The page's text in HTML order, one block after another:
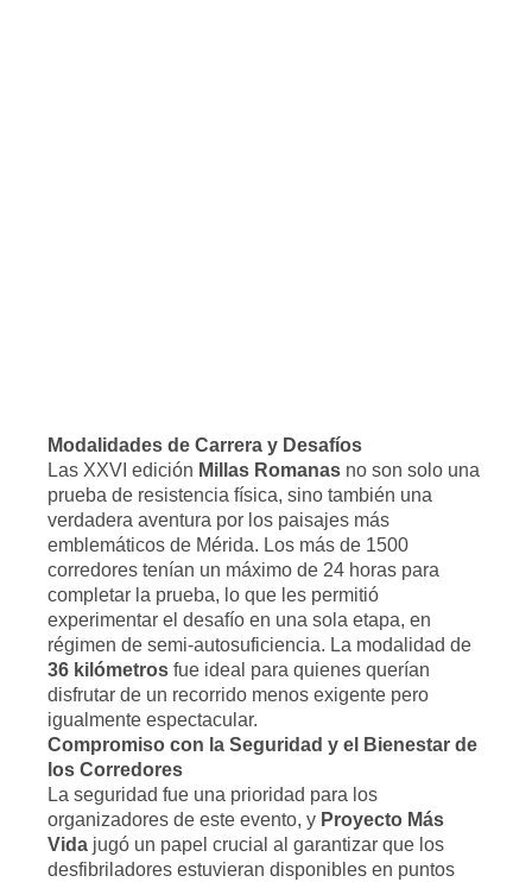
Modalidades de Carrera y Desafíos
Las XXVI edición Millas Romanas no son solo una
prueba de resistencia física, sino también una
verdadera aventura por los paisajes más
emblemáticos de Mérida. Los más de 1500
corredores tenían un máximo de 24 horas para
completar la prueba, lo que les permitió
experimentar el desafío en una sola etapa, en
régimen de semi-autosuficiencia. La modalidad de
36 kilómetros fue ideal para quienes querían
disfrutar de un recorrido menos exigente pero
igualmente espectacular.
Compromiso con la Seguridad y el Bienestar de
los Corredores
La seguridad fue una prioridad para los
organizadores de este evento, y Proyecto Más
Vida jugó un papel crucial al garantizar que los
desfibriladores estuvieran disponibles en puntos